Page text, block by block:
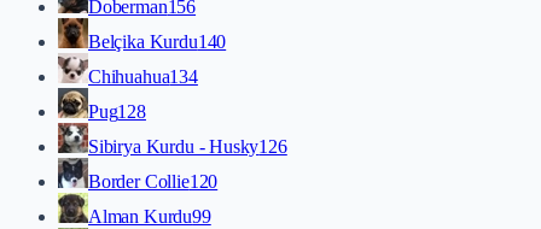
Doberman156
Belçika Kurdu140
Chihuahua134
Pug128
Sibirya Kurdu - Husky126
Border Collie120
Alman Kurdu99